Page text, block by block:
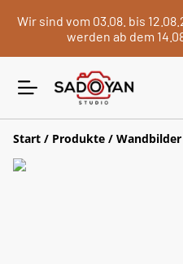
Wir sind vom 03.08. bis
werden ab dem
Start / Produkte / Wandbilder